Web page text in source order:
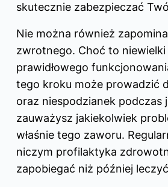
skutecznie zabezpieczać
Nie można również
zwrotnego. Choć to
prawidłowego
tego kroku może prowadzić
oraz niespodzianek podczas
zauważysz jakiekolwiek
właśnie tego zaworu.
niczym profilaktyka
zapobiegać niż później